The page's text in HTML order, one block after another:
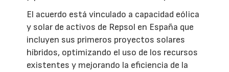
El acuerdo está vinculado a capacidad eólica
y solar de activos de Repsol en España que
incluyen sus primeros proyectos solares
híbridos, optimizando el uso de los recursos
existentes y mejorando la eficiencia de la